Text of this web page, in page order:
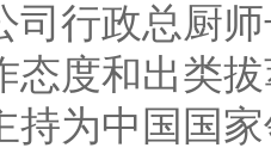
司行政总厨
态度和出类
持为中国国